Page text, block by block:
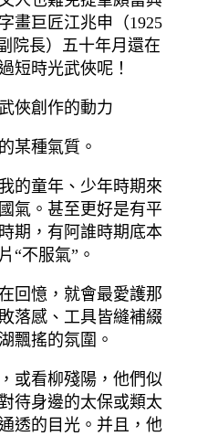
畫巨匠江兆申（1925
院長）五十年月還在
短時光武俠呢！
俠創作的動力
某種氣質。
的童年、少年時期來
氣。甚至更好是有平
期，有阿誰時期底本
“不服氣”。
回憶，就會最愛護那
落感、工具皆縫補綴
飄搖的氛圍。
或看柳殘陽，他們似
待身邊的太保或類太
透的目光。并且，他